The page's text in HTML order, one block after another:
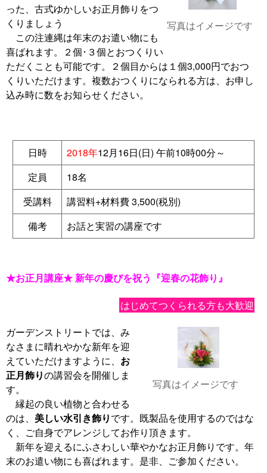
写真はイメージです
った、古式ゆかしいお正月飾りをつ
くりましょう
この注連縄は年末のお遣い物にも
喜ばれます。２個･３個とおつくりい
ただくことも可能です。２個目からは１個3,000円でおつ
くりいただけます。複数おつくりになられる方は、お申し
込み時に数をお知らせください。
日時 2018年12月16日(日) 午前10時00分～
定員
18名
受講料
講習料+材料費 3,500(税別)
備考
お話と実習の講座です
★お正月講座★ 新年の慶びを祝う『迎春の花飾り』
はじめてつくられる方も大歓迎
写真はイメージです
ガーデンストリートでは、み
なさまに晴れやかな新年を迎
えていただけますように、 お
正月飾りの講習会を開催しま
す。
縁起の良い植物と合わせる
のは、 美しい水引き飾りです。既製品を使用するのではな
く、ご自身でアレンジしてお作り頂きます。
新年を迎えるにふさわしい華やかなお正月飾りです。年
末のお遣い物にも喜ばれます。是非、ご参加ください。